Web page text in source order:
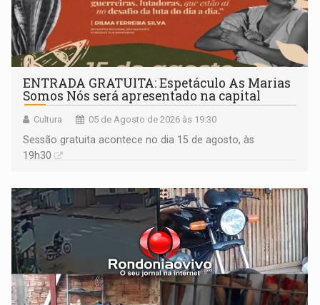
ENTRADA GRATUITA: Espetáculo As Marias
Somos Nós será apresentado na capital
Cultura 05 de Agosto de 2026 às 19:30
Sessão gratuita acontece no dia 15 de agosto, às
19h30